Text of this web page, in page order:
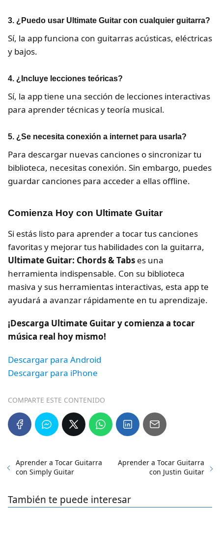
3. ¿Puedo usar Ultimate Guitar con cualquier guitarra?
Sí, la app funciona con guitarras acústicas, eléctricas
y bajos.
4. ¿Incluye lecciones teóricas?
Sí, la app tiene una sección de lecciones interactivas
para aprender técnicas y teoría musical.
5. ¿Se necesita conexión a internet para usarla?
Para descargar nuevas canciones o sincronizar tu
biblioteca, necesitas conexión. Sin embargo, puedes
guardar canciones para acceder a ellas offline.
Comienza Hoy con Ultimate Guitar
Si estás listo para aprender a tocar tus canciones
favoritas y mejorar tus habilidades con la guitarra,
Ultimate Guitar: Chords & Tabs es una
herramienta indispensable. Con su biblioteca
masiva y sus herramientas interactivas, esta app te
ayudará a avanzar rápidamente en tu aprendizaje.
¡Descarga Ultimate Guitar y comienza a tocar
música real hoy mismo!
Descargar para Android
Descargar para iPhone
COMPARTE ESTE CONTENIDO
Aprender a Tocar Guitarra
con Simply Guitar
Aprender a Tocar Guitarra
con Justin Guitar
También te puede interesar